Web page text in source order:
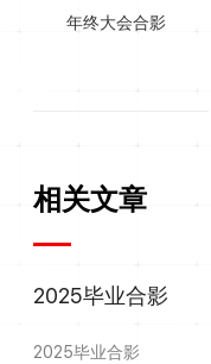
年终大会合影
相关文章
2025毕业合影
2025毕业合影